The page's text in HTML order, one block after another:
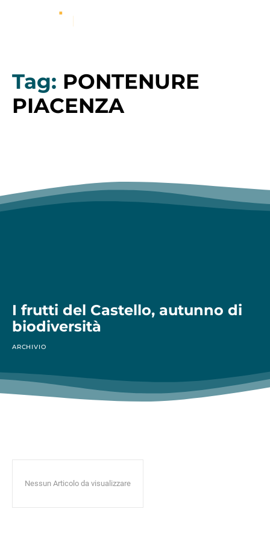
Tag: PONTENURE
PIACENZA
I frutti del Castello, autunno di
biodiversità
ARCHIVIO
Nessun Articolo da visualizzare